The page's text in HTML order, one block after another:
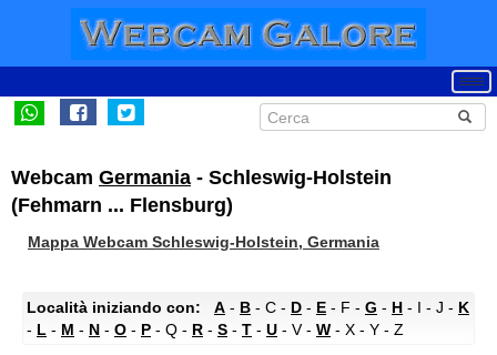
Webcam Germania - Schleswig-Holstein
(Fehmarn ... Flensburg)
Mappa Webcam Schleswig-Holstein, Germania
Località iniziando con: A - B - C - D - E - F - G - H - I - J - K
- L - M - N - O - P - Q - R - S - T - U - V - W - X - Y - Z